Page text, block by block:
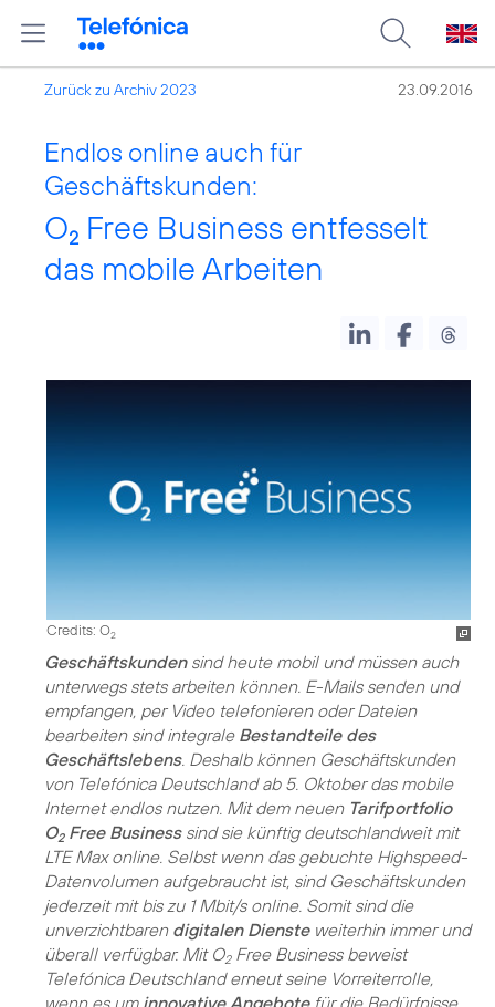
Zurück zu Archiv 2023 23.09.2016
Endlos online auch für
Geschäftskunden:
O2 Free Business entfesselt
das mobile Arbeiten
Credits: O2
Geschäftskunden sind heute mobil und müssen auch
unterwegs stets arbeiten können. E-Mails senden und
empfangen, per Video telefonieren oder Dateien
bearbeiten sind integrale Bestandteile des
Geschäftslebens. Deshalb können Geschäftskunden
von Telefónica Deutschland ab 5. Oktober das mobile
Internet endlos nutzen. Mit dem neuen Tarifportfolio
O2Free Businesssind sie künftig deutschlandweit mit
LTE Max online. Selbst wenn das gebuchte Highspeed-
Datenvolumen aufgebraucht ist, sind Geschäftskunden
jederzeit mit bis zu 1 Mbit/s online. Somit sind die
unverzichtbaren digitalen Diensteweiterhin immer und
überall verfügbar. Mit O2Free Business beweist
Telefónica Deutschland erneut seine Vorreiterrolle,
wenn es um innovative Angebote für die Bedürfnisse